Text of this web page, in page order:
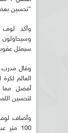
"تحسين
وأكد لوف
سيمثل
وقال مدرب
العالم
أفضل مما
لتحسين
وأضاف
100